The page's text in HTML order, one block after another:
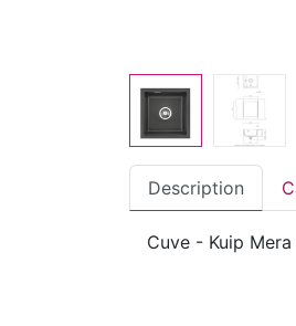
Description
Cuve - Kuip